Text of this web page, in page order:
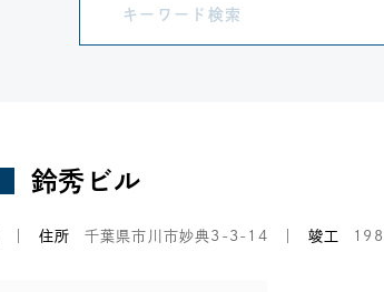
鈴秀ビル
住所 千葉県市川市妙典3-3-14 竣工